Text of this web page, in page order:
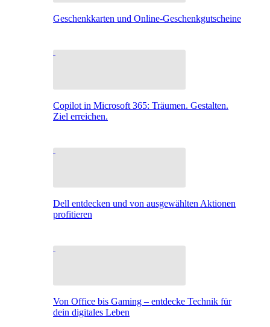
Geschenkkarten und Online-Geschenkgutscheine
Copilot in Microsoft 365: Träumen. Gestalten.
Ziel erreichen.
Dell entdecken und von ausgewählten Aktionen
profitieren
Von Office bis Gaming – entdecke Technik für
dein digitales Leben